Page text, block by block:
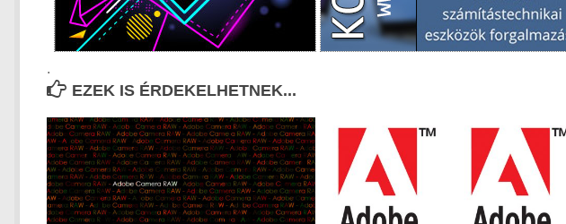
.
EZEK IS ÉRDEKELHETNEK...